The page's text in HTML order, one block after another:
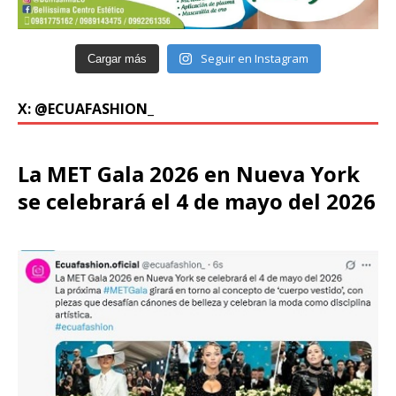
Cargar más Seguir en Instagram
X: @ECUAFASHION_
La MET Gala 2026 en Nueva York
se celebrará el 4 de mayo del 2026